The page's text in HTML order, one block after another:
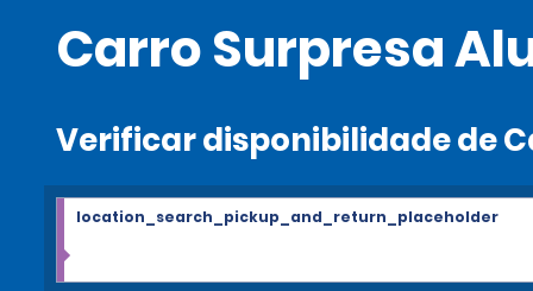
Carro Surpresa
Verificar disponibilidade de
location_search_pickup_and_return_placeholder